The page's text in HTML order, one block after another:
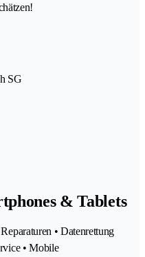
SG
& Tablets
• Datenrettung
• Mobile